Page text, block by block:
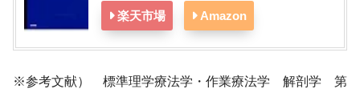
楽天市場 Amazon
※参考文献） 標準理学療法学・作業療法学 解剖学 第